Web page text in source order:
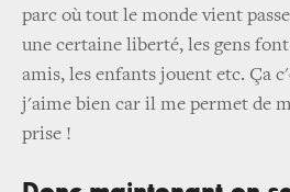
parc où tout le monde vient
une certaine liberté, les gens
amis, les enfants jouent etc. Ça
j'aime bien car il me permet de
prise !